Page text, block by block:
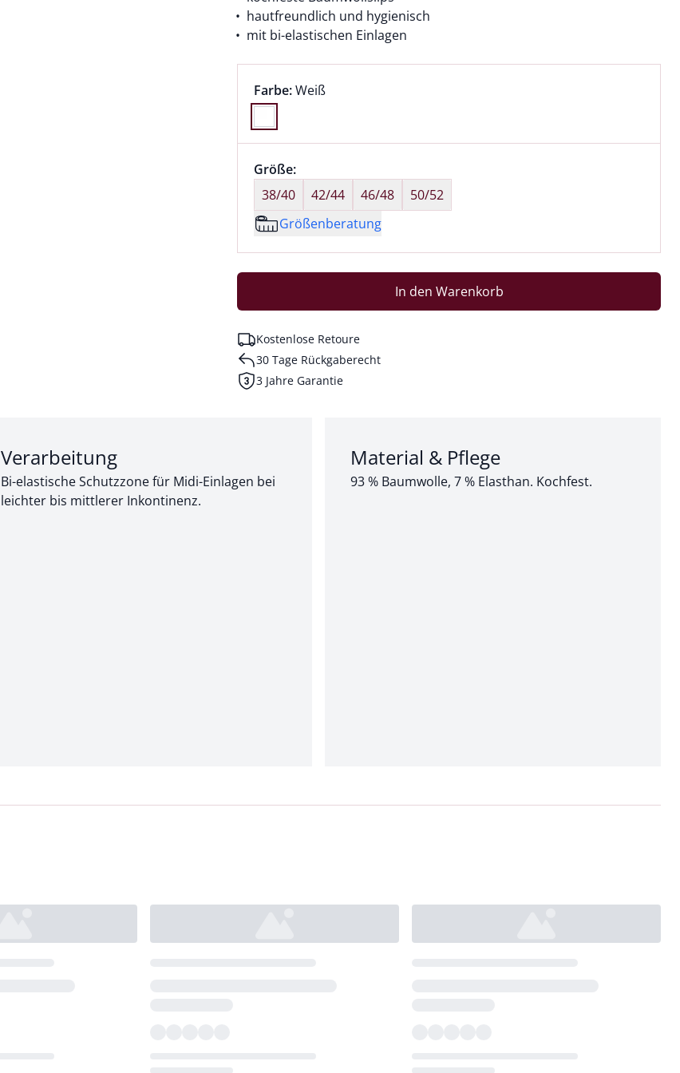
hautfreundlich und hygienisch
mit bi-elastischen Einlagen
Farbauswahl:
Farbe:aktuell ausgewählt:
Weiß
Größenauswahl:
Größe:nichts ausgewählt
38/40
42/44 46/48
50/52
Größenberatung
In den Warenkorb
Kostenlose Retoure
30 Tage Rückgaberecht
3 Jahre Garantie
Abschnitt 2 von 3:
Verarbeitung
Bi-elastische Schutzzone für Midi-Einlagen bei
leichter bis mittlerer Inkontinenz.
Abschnitt 3 von 3:
Material & Pflege
93 % Baumwolle, 7 % Elasthan. Kochfest.